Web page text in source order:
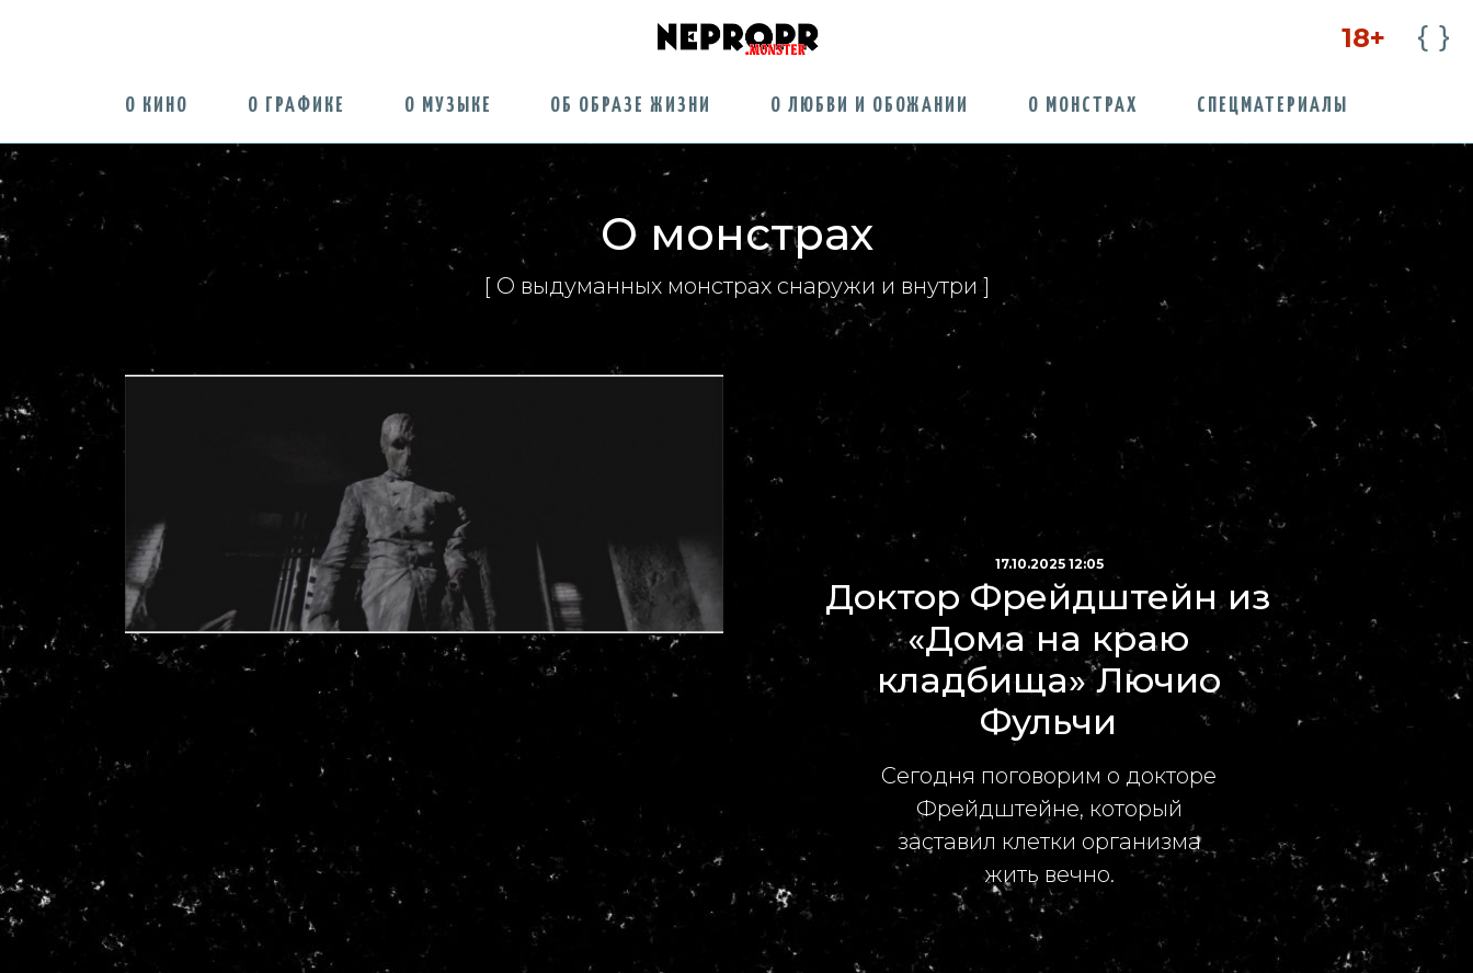
18+
О КИНО О ГРАФИКЕ О МУЗЫКЕ ОБ ОБРАЗЕ ЖИЗНИ О ЛЮБВИ И ОБОЖАНИИ О МОНСТРАХ СПЕЦМАТЕРИАЛЫ
О монстрах
[ О выдуманных монстрах снаружи и внутри ]
17.10.2025 12:05
Доктор Фрейдштейн из
«Дома на краю
кладбища» Лючио
Фульчи
Сегодня поговорим о докторе
Фрейдштейне, который
заставил клетки организма
жить вечно.